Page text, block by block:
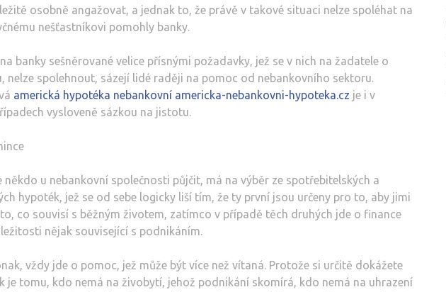
osobně angažovat, a jednak to, že právě v takové situaci nelze spoléhat na
nešťastníkovi pomohly banky.
banky sešněrované velice přísnými požadavky, jež se v nich na žadatele o
nelze spolehnout, sázejí lidé raději na pomoc od nebankovního sektoru.
americká hypotéka nebankovní americka-nebankovni-hypoteka.cz je i v
vysloveně sázkou na jistotu.
někdo u nebankovní společnosti půjčit, má na výběr ze spotřebitelských a
hypoték, jež se od sebe logicky liší tím, že ty první jsou určeny pro to, aby jimi
co souvisí s běžným životem, zatímco v případě těch druhých jde o finance
nějak související s podnikáním.
vždy jde o pomoc, jež může být více než vítaná. Protože si určitě dokážete
je tomu, kdo nemá na živobytí, jehož podnikání skomírá, kdo nemá na uhrazení